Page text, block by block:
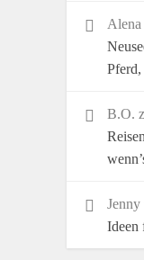
Alena
B.O.
Jenny
Ideen